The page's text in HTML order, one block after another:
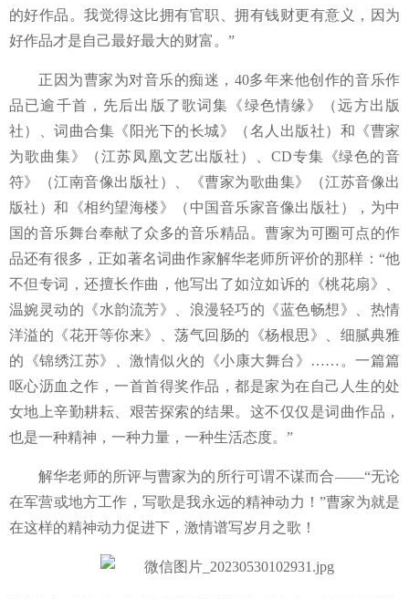
的好作品。我觉得这比拥有官职、拥有钱财更有意义，因为
好作品才是自己最好最大的财富。 ”
正因为曹家为对音乐的痴迷， 40多年来他创作的音乐作
品已逾千首，先后出版了歌词集《绿色情缘》（远方出版
社）、词曲合集《阳光下的长城》（名人出版社）和《曹家
为歌曲集》（江苏凤凰文艺出版社）、 CD专集《绿色的音
符》（江南音像出版社）、《曹家为歌曲集》（江苏音像出
版社）和《相约望海楼》（中国音乐家音像出版社），为中
国的音乐舞台奉献了众多的音乐精品。曹家为可圈可点的作
品还有很多，正如著名词曲作家解华老师所评价的那样：“他
不但专词，还擅长作曲，他写出了如泣如诉的《桃花扇》、
温婉灵动的《水韵流芳》、浪漫轻巧的《蓝色畅想》、热情
洋溢的《花开等你来》、荡气回肠的《杨根思》、细腻典雅
的《锦绣江苏》、激情似火的《小康大舞台》
…… 。 一篇篇
呕心沥血之作，一首首得奖作品，都是家为在自己人生的处
女地上辛勤耕耘、艰苦探索的结果。这不仅仅是词曲作品，
也是一种精神，一种力量，一种生活态度。 ”
解华老师的所评与曹家为的所行可谓不谋而合——“无论
在军营或地方工作， 写歌是我永远的精神动力！”曹家为就是
在这样的精神动力促进下， 激情谱写岁月之歌！